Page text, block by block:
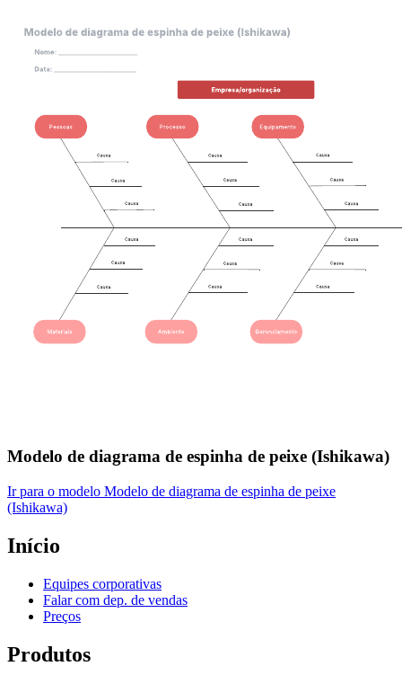
Modelo de diagrama de espinha de peixe (Ishikawa)
Ir para o modelo Modelo de diagrama de espinha de peixe
(Ishikawa)
Início
Equipes corporativas
Falar com dep. de vendas
Preços
Produtos